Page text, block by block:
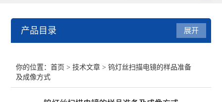
产品目录
手持光谱仪
展开
你的位置：首页 >技术文章 > 钨灯丝扫描电镜的样品准备
及成像方式